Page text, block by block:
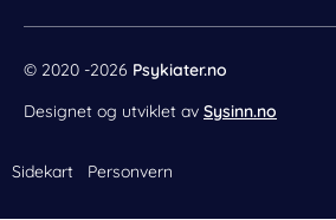
© 2020 -2026 Psykiater.no
Designet og utviklet av Sysinn.no
Sidekart Personvern